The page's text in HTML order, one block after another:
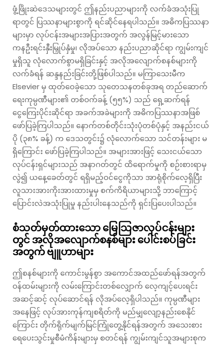
ဖွံ့ဖြိုးဆဲဒေသများတွင် ဤနည်းပညာများကို လက်ခံအသုံးပြု
ရာတွင် ပြဿနာများစွာကို ရင်ဆိုင်နေရပါသည်။ အဓိကပြဿနာ
များမှာ လုပ်ငန်းအများအပြားအတွက် အလွန်မြင့်မားသော
ကနဦးရင်းနှီးမြှုပ်နှံမှု၊ လိုအပ်သော နည်းပညာဆိုင်ရာ ကျွမ်းကျင်
မှုရှိသူ လုံလောက်စွာမရှိခြင်းနှင့် အလိုအလျောက်စနစ်များကို
လက်ခံရန် ဆန္ဒနည်းခြင်းတို့ဖြစ်ပါသည်။ မကြာသေးမီက
Elsevier မှ ထုတ်ဝေခဲ့သော သုတေသနတစ်ခုအရ တည်ဆောက်
ရေးကုမ္ပဏီများ၏ တစ်ဝက်ခန့် (၅၅%) သည် ရှေ့ဆက်ရန်
ငွေကြေးပိုင်းဆိုင်ရာ အခက်အခဲများကို အဓိကပြဿနာအဖြစ်
ဖော်ပြခဲ့ကြပါသည်။ နောက်တစ်တိုင်းသုံးပုံတစ်ပုံနှင့် အနည်းငယ်
ပို (၃၈% ခန့်) က ဒေသတွင်း၌ လုံလောက်သော သင်တန်းများ မ
ရှိကြောင်း ဖော်ပြခဲ့ကြပါသည်။ အများအားဖြင့် သေးငယ်သော
လုပ်ငန်းရှင်များသည် အနာဂတ်တွင် ထိရောက်မှုကို စဉ်းစားရာမှ
လွဲ၍ ယနေ့ခေတ်တွင် ရရှိမည့်ဝင်ငွေကိုသာ အာရုံစိုက်လေ့ရှိပြီး
လူသားအားကိုးအားထားမှုမှ စက်ကိရိယာများသို့ ဘာကြောင့်
ပြောင်းလဲအသုံးပြုမှု နည်းပါးနေသည်ကို ရှင်းပြပေးပါသည်။
စံသတ်မှတ်ထားသော မြေသြဇာလုပ်ငန်းများ
တွင် အလိုအလျောက်စနစ်များ ပေါင်းစပ်ခြင်း
အတွက် ဗျူဟာများ
ဤစနစ်များကို ကောင်းမွန်စွာ အကောင်အထည်ဖော်ရန်အတွက်
ဝန်ထမ်းများကို လမ်းကြောင်းတစ်လျှောက် လေ့ကျင့်ပေးရင်း
အဆင့်ဆင့် လုပ်ဆောင်ရန် လိုအပ်လေ့ရှိပါသည်။ ကုမ္ပဏီများ
အနေဖြင့် လုပ်အားကုန်ကျစရိတ်ကို မည်မျှလျော့နည်းစေနိုင်
ကြောင်း တိုက်ရိုက်မျက်မြင်ကြုံတွေ့နိုင်ရန်အတွက် အသေးစား
ရေပေးသွင်းမှုစီမံကိန်းများမှ စတင်ရန် ကျွမ်းကျင်သူအများစုက